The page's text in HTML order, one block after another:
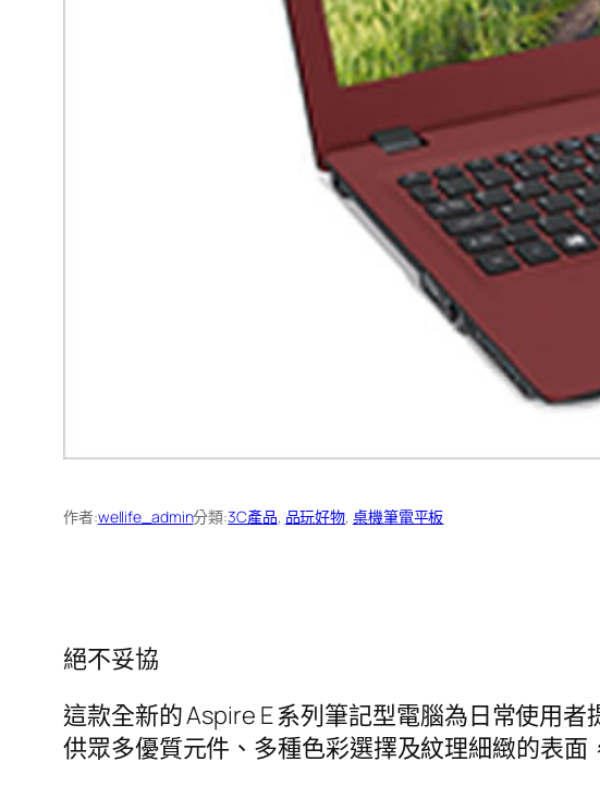
作者:wellife_admin分類:3C產品, 品玩好物, 桌機筆電平板
絕不妥協
這款全新的 Aspire E 系列筆記型電腦為日常使用
供眾多優質元件、多種色彩選擇及紋理細緻的表面